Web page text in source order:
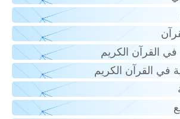
في القرآن الكريم
في القرآن الكريم